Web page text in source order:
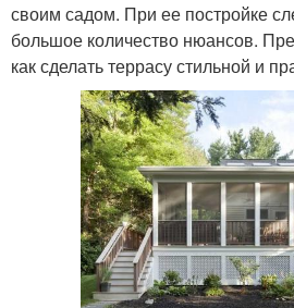
своим садом. При ее постройке
большое количество нюансов.
как сделать террасу стильной и